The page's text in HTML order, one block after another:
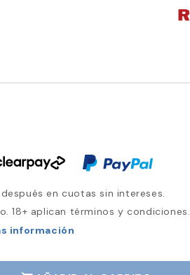
en cuotas sin intereses.
18+ aplican términos y condiciones.
información